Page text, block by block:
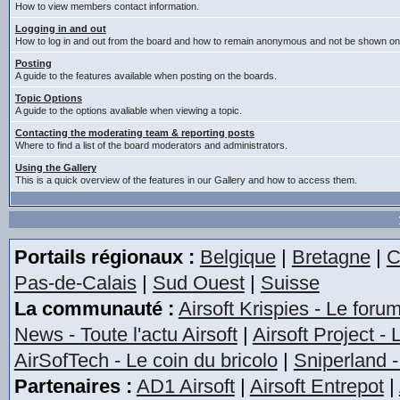
How to view members contact information.
Logging in and out
How to log in and out from the board and how to remain anonymous and not be shown
Posting
A guide to the features available when posting on the boards.
Topic Options
A guide to the options avaliable when viewing a topic.
Contacting the moderating team & reporting posts
Where to find a list of the board moderators and administrators.
Using the Gallery
This is a quick overview of the features in our Gallery and how to access them.
Portails régionaux : Belgique| Bretagne|
Pas-de-Calais| Sud Ouest| Suisse
La communauté : Airsoft Krispies - Le
News - Toute l'actu Airsoft| Airsoft Project -
AirSofTech - Le coin du bricolo| Sniperland
Partenaires : AD1 Airsoft| Airsoft Entrepot|